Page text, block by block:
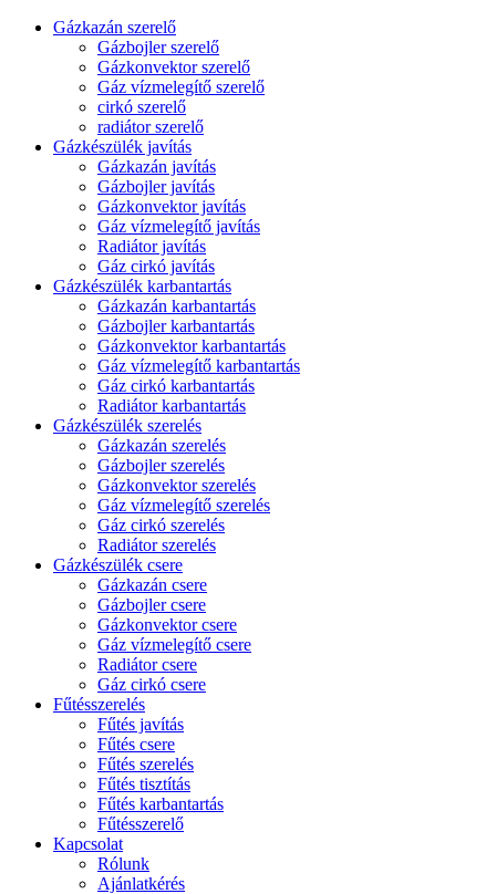
Gázkazán szerelő
Gázbojler szerelő
Gázkonvektor szerelő
Gáz vízmelegítő szerelő
cirkó szerelő
radiátor szerelő
Gázkészülék javítás
Gázkazán javítás
Gázbojler javítás
Gázkonvektor javítás
Gáz vízmelegítő javítás
Radiátor javítás
Gáz cirkó javítás
Gázkészülék karbantartás
Gázkazán karbantartás
Gázbojler karbantartás
Gázkonvektor karbantartás
Gáz vízmelegítő karbantartás
Gáz cirkó karbantartás
Radiátor karbantartás
Gázkészülék szerelés
Gázkazán szerelés
Gázbojler szerelés
Gázkonvektor szerelés
Gáz vízmelegítő szerelés
Gáz cirkó szerelés
Radiátor szerelés
Gázkészülék csere
Gázkazán csere
Gázbojler csere
Gázkonvektor csere
Gáz vízmelegítő csere
Radiátor csere
Gáz cirkó csere
Fűtésszerelés
Fűtés javítás
Fűtés csere
Fűtés szerelés
Fűtés tisztítás
Fűtés karbantartás
Fűtésszerelő
Kapcsolat
Rólunk
Ajánlatkérés